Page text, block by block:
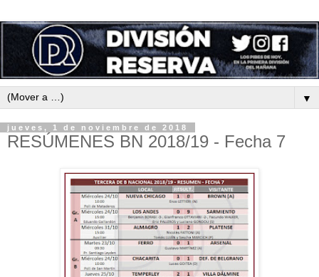
▼
jueves, 1 de noviembre de 2018
RESÚMENES BN 2018/19 - Fecha 7